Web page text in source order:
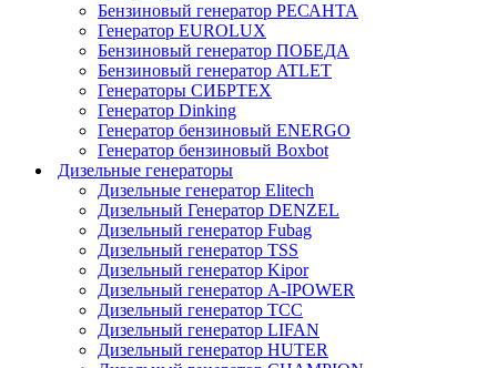
Бензиновый генератор РЕСАНТА
Генератор EUROLUX
Бензиновый генератор ПОБЕДА
Бензиновый генератор ATLET
Генераторы СИБРТЕХ
Генератор Dinking
Генератор бензиновый ENERGO
Генератор бензиновый Boxbot
Дизельные генераторы
Дизельные генератор Elitech
Дизельный Генератор DENZEL
Дизельный генератор Fubag
Дизельный генератор ТSS
Дизельный генератор Kipor
Дизельный генератор A-IPOWER
Дизельный генератор ТСС
Дизельный генератор LIFAN
Дизельный генератор HUTER